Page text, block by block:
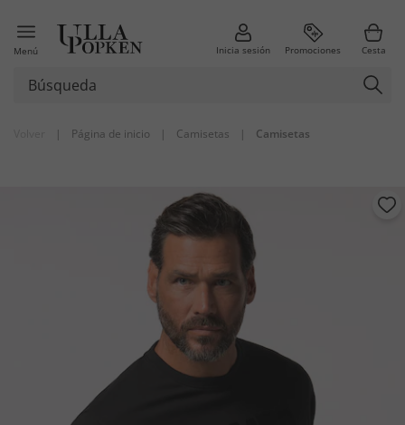
Menú Inicia sesión Promociones Cesta
| Página de inicio | Camisetas | Camisetas